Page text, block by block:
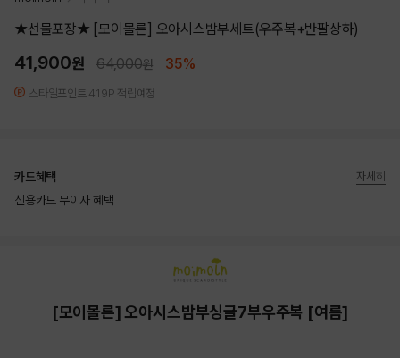
★선물포장★ [모이몰른] 오아시스밤부세트(우주복+반팔상하)
41,900원 64,000원 35%
스타일포인트 419P 적립예정
카드혜택
신용카드 무이자 혜택
자세히
[모이몰른] 오아시스밤부싱글7부우주복 [여름]